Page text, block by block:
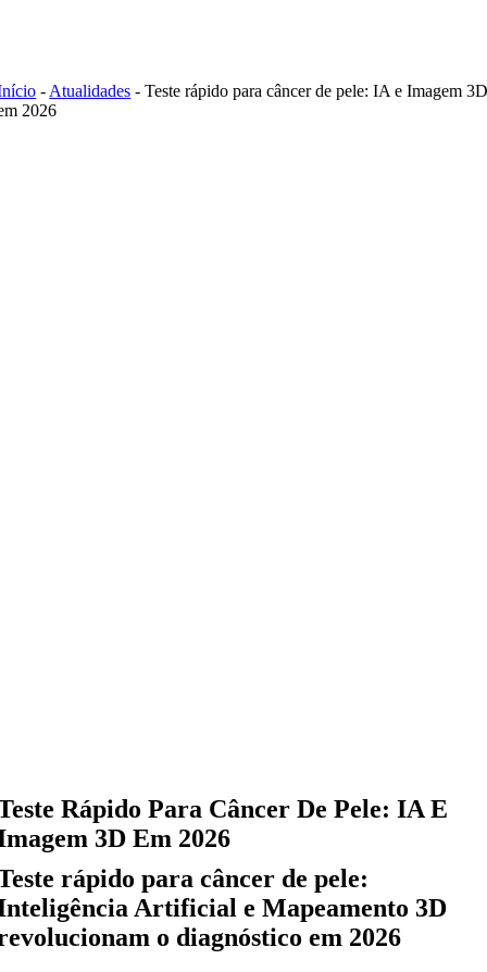
- Atualidades -Teste rápido para câncer de pele: IA e Imagem
2026
Rápido Para Câncer De Pele: IA E
3D Em 2026
rápido para câncer de pele:
Artificial e Mapeamento 3D
o diagnóstico em 2026